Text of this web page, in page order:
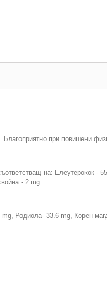
при повишени
на: Елеутерокок
- 2 mg
Родиола- 33.6 mg, Корен